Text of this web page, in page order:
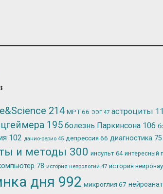
214 МРТ66 ЭЭГ 47 астроциты
195 болезнь Паркинсона 106
102 данио-рерио 45 депрессия 66 диагностика 75
и методы 300 инсульт 64 интересный
78 история неврологии 47 история
дня 992 микроглия 67